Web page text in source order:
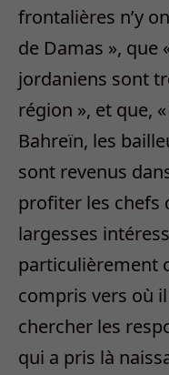
frontalières n’y
de Damas », que
jordaniens sont
région », et que,
Bahreïn, les
sont revenus
profiter les chefs
largesses
particulièrement
compris vers où
chercher les
qui a pris là